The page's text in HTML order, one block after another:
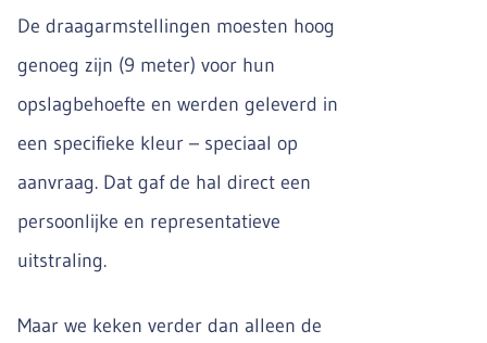
De draagarmstellingen moesten hoog
genoeg zijn (9 meter) voor hun
opslagbehoefte en werden geleverd in
een specifieke kleur – speciaal op
aanvraag. Dat gaf de hal direct een
persoonlijke en representatieve
uitstraling.
Maar we keken verder dan alleen de